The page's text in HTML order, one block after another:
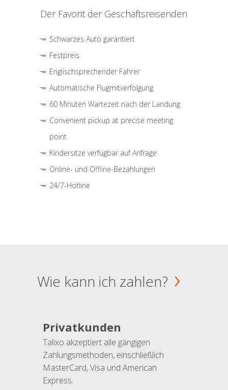
Der Favorit der Geschäftsreisenden
Schwarzes Auto garantiert
Festpreis
Englischsprechender Fahrer
Automatische Flugmitverfolgung
60 Minuten Wartezeit nach der Landung
Convenient pickup at precise meeting
point
Kindersitze verfügbar auf Anfrage
Online- und Offline-Bezahlungen
24/7-Hotline
Wie kann ich zahlen?
Privatkunden
Talixo akzeptiert alle gängigen
Zahlungsmethoden, einschließlich
MasterCard, Visa und American
Express.